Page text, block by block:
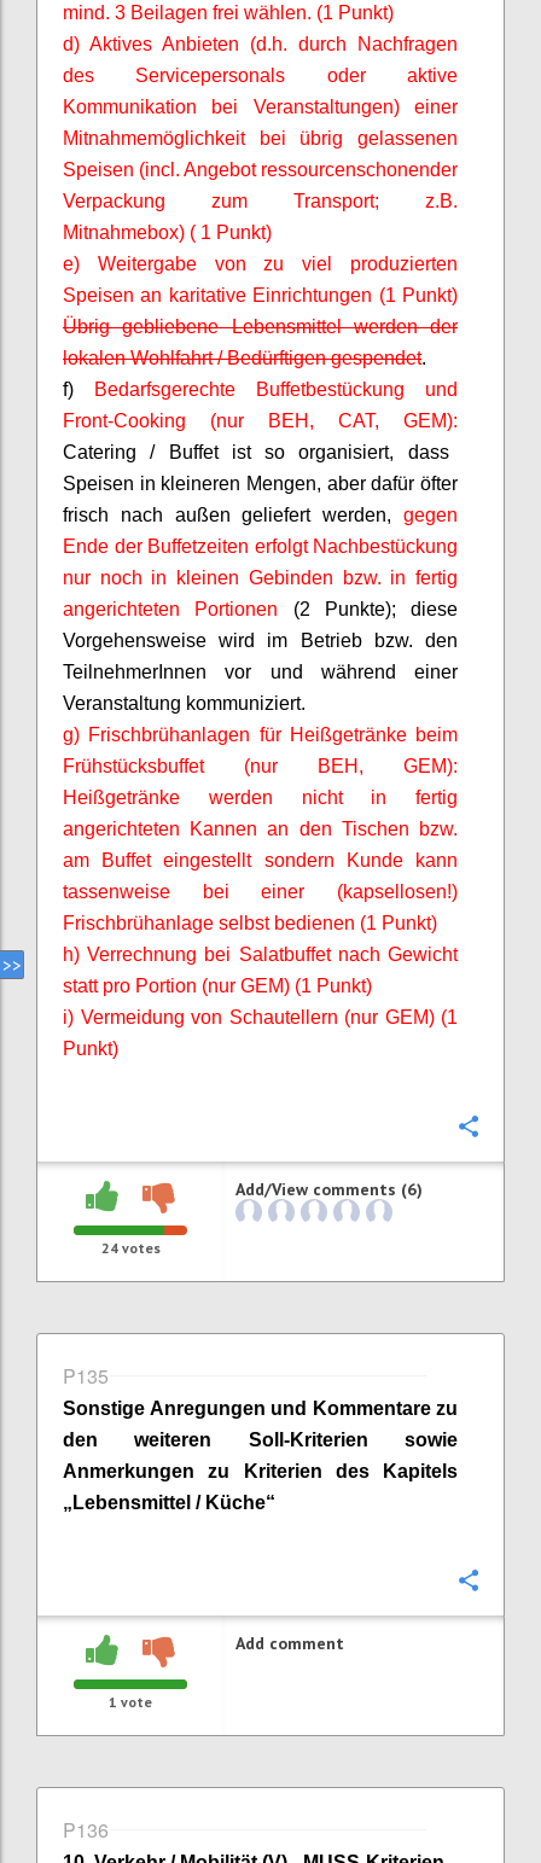
mind. 3 Beilagen frei wählen. (1 Punkt)
d) Aktives Anbieten (d.h. durch Nachfragen
des Servicepersonals oder aktive
Kommunikation bei Veranstaltungen) einer
Mitnahmemöglichkeit bei übrig gelassenen
Speisen (incl. Angebot ressourcenschonender
Verpackung zum Transport; z.B.
Mitnahmebox) ( 1 Punkt)
e) Weitergabe von zu viel produzierten
Speisen an karitative Einrichtungen (1 Punkt)
Übrig gebliebene Lebensmittel werden der
lokalen Wohlfahrt / Bedürftigen gespendet.
f)
Bedarfsgerechte Buffetbestückung und
Front-Cooking (nur BEH, CAT, GEM):
Catering / Buffet ist so organisiert, dass
Speisen in kleineren Mengen, aber dafür öfter
frisch nach außen geliefert werden, gegen
Ende der Buffetzeiten erfolgt Nachbestückung
nur noch in kleinen Gebinden bzw. in fertig
angerichteten Portionen (2 Punkte); diese
Vorgehensweise wird im Betrieb bzw. den
TeilnehmerInnen vor und während einer
Veranstaltung kommuniziert.
g) Frischbrühanlagen für Heißgetränke beim
Frühstücksbuffet (nur BEH, GEM):
Heißgetränke werden nicht in fertig
angerichteten Kannen an den Tischen bzw.
am Buffet eingestellt sondern Kunde kann
tassenweise bei einer (kapsellosen!)
Frischbrühanlage selbst bedienen (1 Punkt)
h) Verrechnung bei Salatbuffet nach Gewicht
statt pro Portion (nur GEM) (1 Punkt)
i) Vermeidung von Schautellern (nur GEM) (1
Punkt)
24votes
Add/View comments (6)
P135
Sonstige Anregungen und Kommentare zu
den weiteren Soll-Kriterien sowie
Anmerkungen zu Kriterien des Kapitels
„ Lebensmittel / Küche“
1 vote
Add comment
P136